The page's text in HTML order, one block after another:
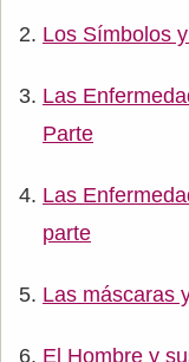
Los Símbolos
Las
Parte
Las
parte
Las máscaras
El Hombre y